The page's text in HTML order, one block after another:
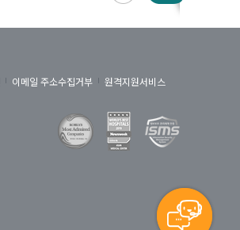
이메일 주소수집거부 원격지원서비스